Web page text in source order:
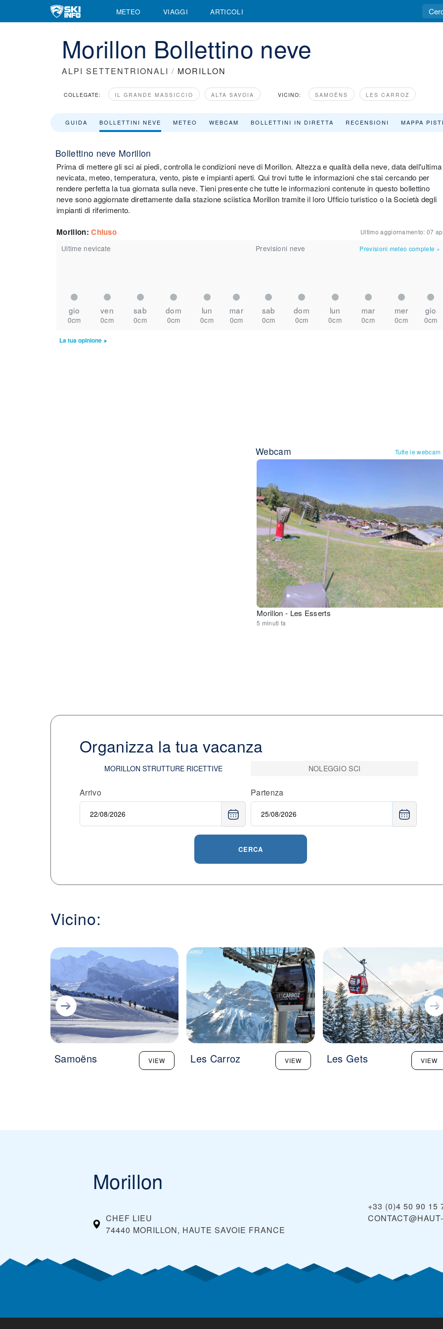
METEO VIAGGI ARTICOLI
Morillon Bollettino neve
ALPI SETTENTRIONALI / MORILLON
COLLEGATE: IL GRANDE MASSICCIO ALTA SAVOIA VICINO: SAMOËNS LES CARROZ
GUIDA BOLLETTINI NEVE METEO WEBCAM BOLLETTINI IN DIRETTA RECENSIONI MAPPA
Bollettino neve Morillon
Prima di mettere gli sci ai piedi, controlla le condizioni neve di Morillon. Altezza e qualità della neve, data dell'ultima
nevicata, meteo, temperatura, vento, piste e impianti aperti. Qui trovi tutte le informazioni che stai cercando per
rendere perfetta la tua giornata sulla neve. Tieni presente che tutte le informazioni contenute in questo bollettino
neve sono aggiornate direttamente dalla stazione sciistica Morillon tramite il loro Ufficio turistico o la Società degli
impianti di riferimento.
Morillon:Chiuso Ultimo aggiornamento: 07
Ultime nevicate
gio ven sab dom lun mar
0cm 0cm 0cm 0cm 0cm 0cm
Previsioni neve Previsioni meteo complete »
sab dom lun mar mer gio
0cm 0cm 0cm 0cm 0cm 0cm
La tua opinione
Webcam Tutte le webcam
Morillon - Les Esserts
5 minuti fa
Organizza la tua vacanza
MORILLON STRUTTURE RICETTIVE NOLEGGIO SCI
Arrivo Partenza
CERCA
Vicino:
Samoëns VIEW Les Carroz VIEW Les Gets VIEW
Morillon
CHEF LIEU
74440 MORILLON, HAUTE SAVOIE FRANCE
+33 (0)4 50 90 15